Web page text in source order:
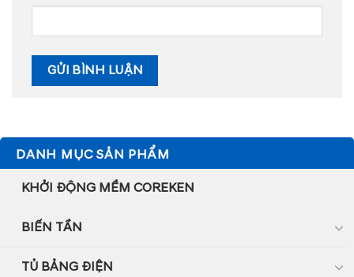
DANH MỤC SẢN PHẨM
KHỞI ĐỘNG MỀM COREKEN
BIẾN TẦN
TỦ BẢNG ĐIỆN